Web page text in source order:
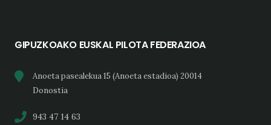
GIPUZKOAKO EUSKAL PILOTA FEDERAZIOA
Anoeta pasealekua 15 (Anoeta estadioa) 20014
Donostia
943 47 14 63